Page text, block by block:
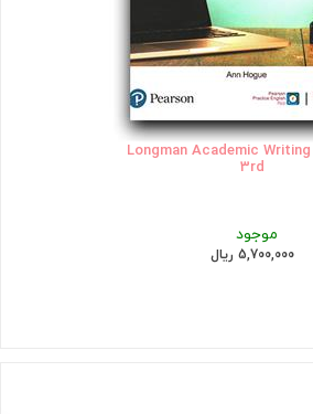
Longman Academic
3rd
موجود
5,700,000 ریال